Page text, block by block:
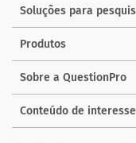
Soluções para
Produtos
Sobre a QuestionPro
Conteúdo de interesse